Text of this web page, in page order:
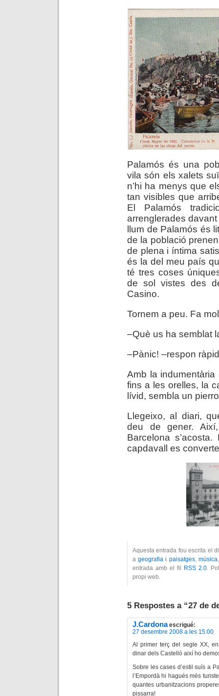
Palamós és una
vila són els xalets
n’hi ha menys que
tan visibles que
El Palamós
arrenglerades
llum de Palamós és
de la població
de plena i íntima
és la del meu país
té tres coses
de sol vistes des
Casino.
Tornem a peu. Fa
–Què us ha semblat
–Pànic! –respon
Amb la
fins a les orelles, la
lívid, sembla un
Llegeixo, al diari,
deu de gener.
Barcelona
capdavall es
Aquesta entrada fou escrita el
ageografia i paisatges, música
entrada amb el fil RSS 2.0.
propi web.
5 Respostes a “27 de
J.Cardona escrigué:
27 desembre 2008 a les 15:00
Al primer terç del segle XX,
dinar dels Castelló així ho
Sobre les cases d’estil suís a
l’Empordà hi hagués més
quantes urbanitzacions
pissarra!